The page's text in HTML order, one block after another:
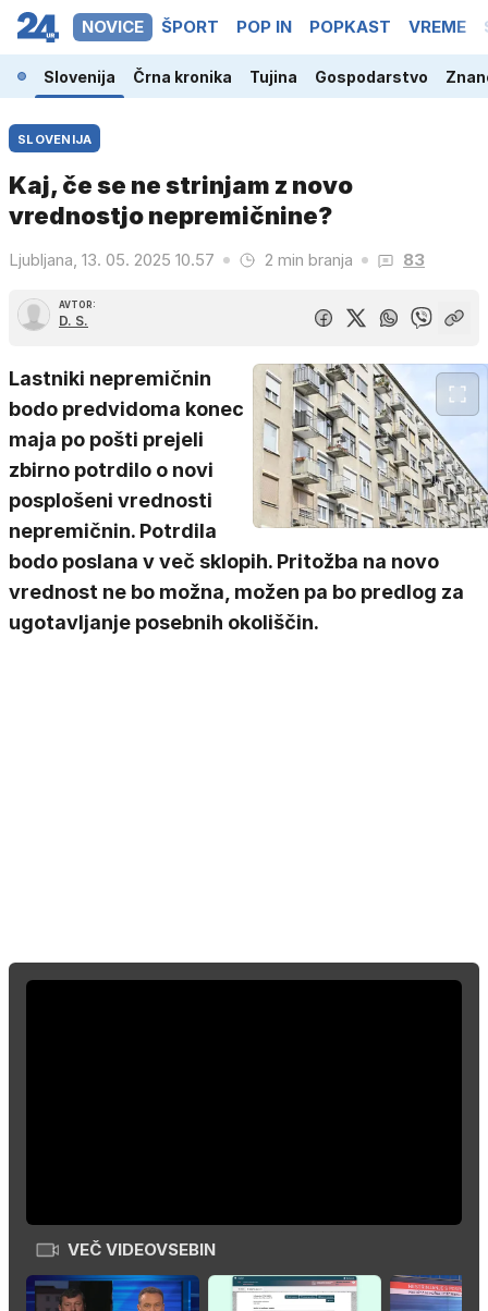
NOVICE ŠPORT POP IN POPKAST VREME
Slovenija Črna kronika Tujina Gospodarstvo
SLOVENIJA
Kaj, če se ne strinjam z novo
vrednostjo nepremičnine?
Ljubljana, 13. 05. 2025 10.57 2 min branja 83
AVTOR:
D. S.
Lastniki nepremičnin
bodo predvidoma konec
maja po pošti prejeli
zbirno potrdilo o novi
posplošeni vrednosti
nepremičnin. Potrdila
bodo poslana v več sklopih. Pritožba na novo
vrednost ne bo možna, možen pa bo predlog za
ugotavljanje posebnih okoliščin.
VEČ VIDEOVSEBIN